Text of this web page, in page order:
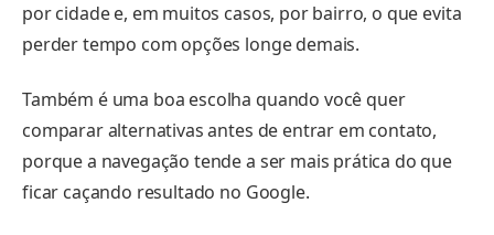
por cidade e, em muitos casos, por bairro, o que evita
perder tempo com opções longe demais.
Também é uma boa escolha quando você quer
comparar alternativas antes de entrar em contato,
porque a navegação tende a ser mais prática do que
ficar caçando resultado no Google.